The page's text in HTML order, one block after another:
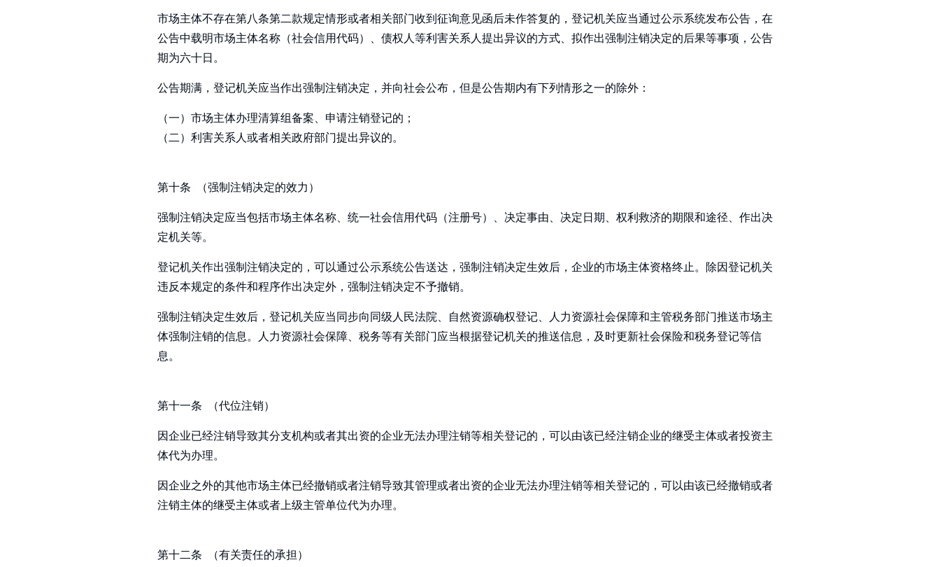
市场主体不存在第八条第二款规定情形或者相关部门收到征询意见函后未作答复的，登记机关应当通过公示系统发布公告，在
公告中载明市场主体名称（社会信用代码）、债权人等利害关系人提出异议的方式、拟作出强制注销决定的后果等事项，公告
期为六十日。
公告期满，登记机关应当作出强制注销决定，并向社会公布，但是公告期内有下列情形之一的除外：
（一）市场主体办理清算组备案、申请注销登记的；
（二）利害关系人或者相关政府部门提出异议的。
第十条 （强制注销决定的效力）
强制注销决定应当包括市场主体名称、统一社会信用代码（注册号）、决定事由、决定日期、权利救济的期限和途径、作出决
定机关等。
登记机关作出强制注销决定的，可以通过公示系统公告送达，强制注销决定生效后，企业的市场主体资格终止。除因登记机关
违反本规定的条件和程序作出决定外，强制注销决定不予撤销。
强制注销决定生效后，登记机关应当同步向同级人民法院、自然资源确权登记、人力资源社会保障和主管税务部门推送市场主
体强制注销的信息。人力资源社会保障、税务等有关部门应当根据登记机关的推送信息，及时更新社会保险和税务登记等信
息。
第十一条 （代位注销）
因企业已经注销导致其分支机构或者其出资的企业无法办理注销等相关登记的，可以由该已经注销企业的继受主体或者投资主
体代为办理。
因企业之外的其他市场主体已经撤销或者注销导致其管理或者出资的企业无法办理注销等相关登记的，可以由该已经撤销或者
注销主体的继受主体或者上级主管单位代为办理。
第十二条 （有关责任的承担）